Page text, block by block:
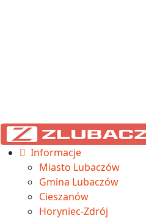
Informacje
Miasto Lubaczów
Gmina Lubaczów
Cieszanów
Horyniec-Zdrój